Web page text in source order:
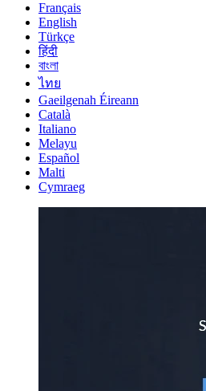
Français
English
Türkçe
हिंदी
বাংলা
ไทย
Gaeilgenah Éireann
Català
Italiano
Melayu
Español
Malti
Cymraeg